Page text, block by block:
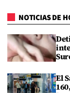
NOTICIAS DE
El